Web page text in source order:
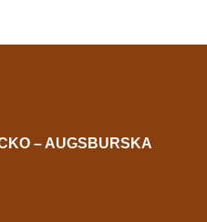
– AUGSBURSKA